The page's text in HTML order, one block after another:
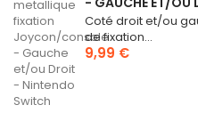
Coté droit et/ou
de fixation...
9,99 €